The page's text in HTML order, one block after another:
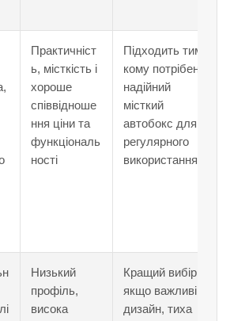
Практичніст
ь, місткість і
хороше
співвідноше
ння ціни та
функціональ
ності
Підходить тим,
кому потрібен
надійний
місткий
автобокс для
регулярного
використання.
Низький
профіль,
висока
Кращий вибір,
якщо важливі
дизайн, тиха